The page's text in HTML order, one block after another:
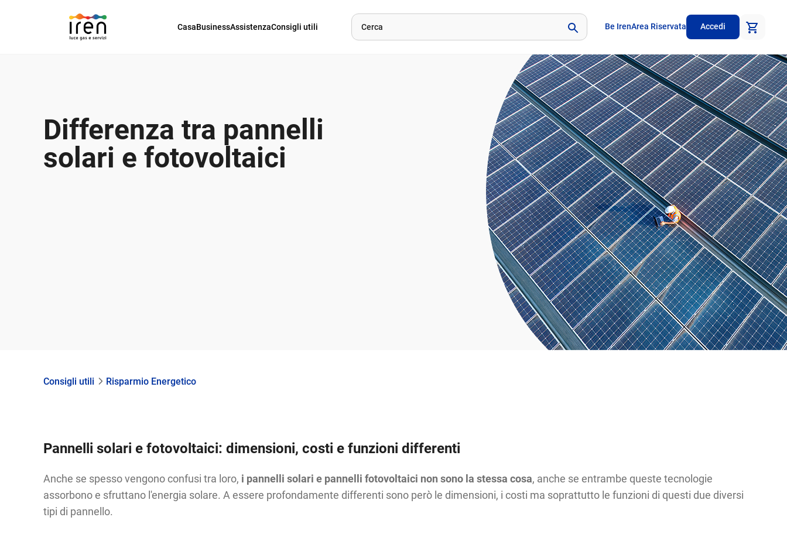
CasaBusinessAssistenzaConsigli utili Be IrenArea Riservata Accedi
Differenza tra pannelli
solari e fotovoltaici
Consigli utili Risparmio Energetico
Pannelli solari e fotovoltaici: dimensioni, costi e funzioni differenti
Anche se spesso vengono confusi tra loro, i pannelli solari e pannelli fotovoltaici non sono la stessa cosa, anche se entrambe queste tecnologie
assorbono e sfruttano l'energia solare. A essere profondamente differenti sono però le dimensioni, i costi ma soprattutto le funzioni di questi due diversi
tipi di pannello.